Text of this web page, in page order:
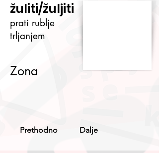
žuliti/žuljiti
prati rublje
trljanjem
Zona
Prethodno Dalje